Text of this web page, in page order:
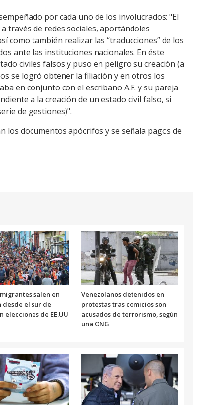
por cada uno de los involucrados: "El
través de redes sociales, aportándoles
como también realizar las “traducciones” de los
ante las instituciones nacionales. En éste
civiles falsos y puso en peligro su creación (a
se logró obtener la filiación y en otros los
en conjunto con el escribano A.F. y su pareja
a la creación de un estado civil falso, si
de gestiones)".
los documentos apócrifos y se señala pagos de
salen en
desde el sur de
elecciones de EE.UU
Venezolanos detenidos en
protestas tras comicios son
acusados de terrorismo, según
una ONG